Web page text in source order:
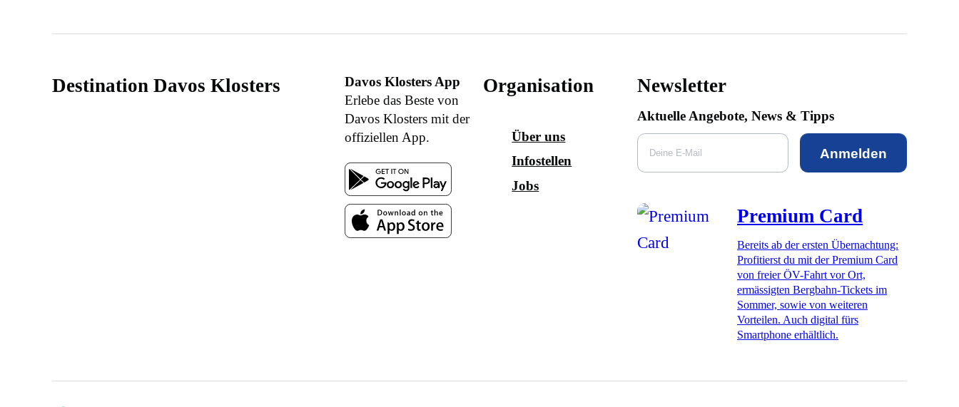
Destination Davos Klosters
Davos Klosters App
Erlebe das Beste von
Davos Klosters mit der
offiziellen App.
Organisation
Über uns
Infostellen
Jobs
Newsletter
Aktuelle Angebote, News & Tipps
Anmelden
Premium Card
Bereits ab der ersten Übernachtung:
Profitierst du mit der Premium Card
von freier ÖV-Fahrt vor Ort,
ermässigten Bergbahn-Tickets im
Sommer, sowie von weiteren
Vorteilen. Auch digital fürs
Smartphone erhältlich.